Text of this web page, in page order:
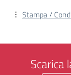
Stampa /
Scarica